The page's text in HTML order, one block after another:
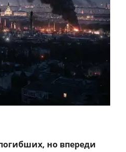
но впереди